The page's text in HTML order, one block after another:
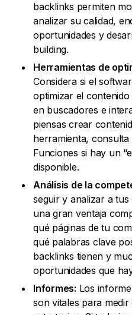
backlinks permiten
analizar su calidad,
oportunidades y
building.
Herramientas de
Considera si el
optimizar el
en buscadores e
piensas crear
herramienta,
Funciones si hay un
disponible.
Análisis de la
seguir y analizar a
una gran ventaja
qué páginas de tu
qué palabras clave
backlinks tienen y
oportunidades que
Informes: Los
son vitales para